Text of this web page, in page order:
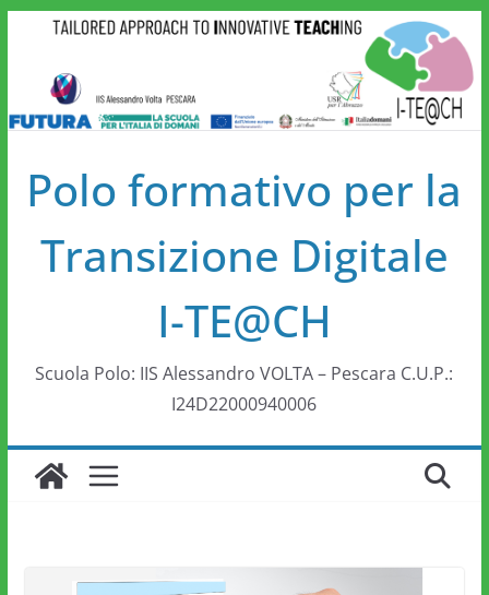
Polo formativo per la
Transizione Digitale
I-TE@CH
Scuola Polo: IIS Alessandro VOLTA – Pescara C.U.P.:
I24D22000940006